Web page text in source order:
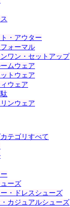
・アウター
ォーマル
ワン・セットアップ
ムウェア
トウェア
ウェア
ンウェア
テゴリすべて
ーズ
・ドレスシューズ
カジュアルシューズ